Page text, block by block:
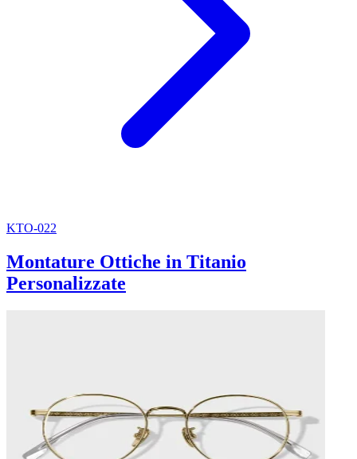
KTO-022
Montature Ottiche in Titanio
Personalizzate